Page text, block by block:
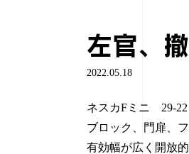
左官、
2022.05.18
ネスカFミニ 29-22
ブロック、門扉、
有効幅が広く開放